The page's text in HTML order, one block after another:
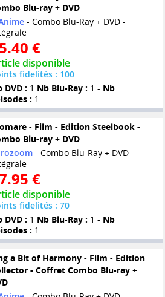
Blu-ray + DVD
- Combo Blu-Ray + DVD -
€
disponible
fidelités : 100
DVD : 1 Nb Blu-Ray : 1 - Nb
: 1
- Film - Edition Steelbook -
Blu-ray + DVD
- Combo Blu-Ray + DVD -
€
disponible
fidelités : 70
DVD : 1 Nb Blu-Ray : 1 - Nb
: 1
a Bit of Harmony - Film - Edition
- Coffret Combo Blu-ray +